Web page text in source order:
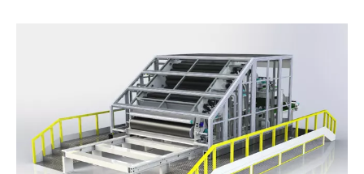
¿qué es una máquina spunlace de alta calidad? Resuma